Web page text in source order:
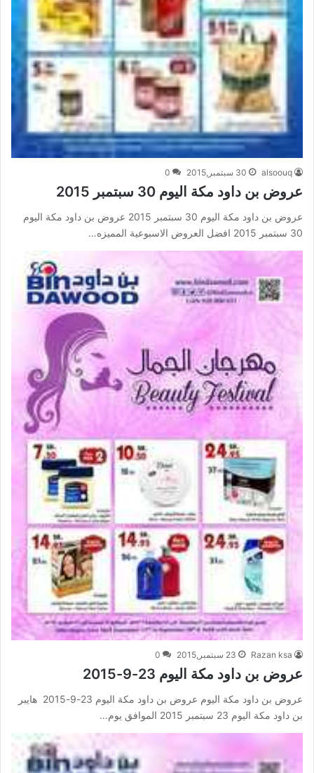
alsoouq 30 سبتمبر,2015 0
عروض بن داود مكة اليوم 30 سبتمبر 2015
عروض بن داود مكة اليوم 30 سبتمبر 2015 عروض بن داود مكة اليوم
30 سبتمبر 2015 افضل العروض الاسبوعية المميزه…
Razan ksa 23 سبتمبر,2015 0
عروض بن داود مكة اليوم 23-9-2015
عروض بن داود مكة اليوم عروض بن داود مكة اليوم 23-9-2015 هايبر
بن داود مكة اليوم 23 سبتمبر 2015 الموافق يوم…